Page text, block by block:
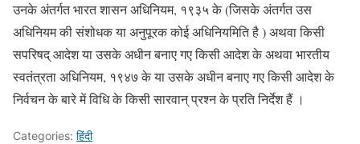
उनके अंतर्गत भारत शासन अधिनियम, १९३५ के (जिसके अंतर्गत उस
अधिनियम की संशोधक या अनुपूरक कोई अधिनियमिति है ) अथवा किसी
सपरिषद् आदेश या उसके अधीन बनाए गए किसी आदेश के अथवा भारतीय
स्वतंत्रता अधिनियम, १९४७ के या उसके अधीन बनाए गए किसी आदेश के
निर्वचन के बारे में विधि के किसी सारवान् प्रश्न के प्रति निर्देश हैं ।
Categories: हिंदी